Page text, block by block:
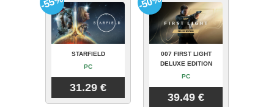
STARFIELD
PC
31.29 €
007 FIRST LIGHT
DELUXE EDITION
PC
39.49 €